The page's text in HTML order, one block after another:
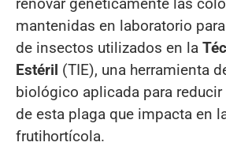
mantenidas en laboratorio
de insectos utilizados en la
Estéril (TIE), una herramienta
biológico aplicada para
de esta plaga que impacta en
frutihortícola.